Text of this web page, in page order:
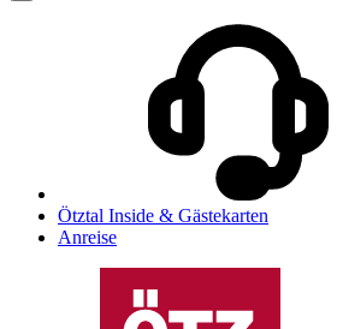
Ötztal Inside & Gästekarten
Anreise